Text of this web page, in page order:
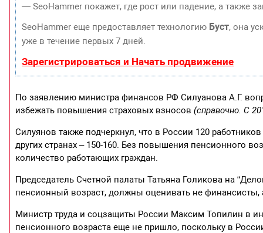
— SeoHammer покажет, где рост или падение, а также
SeoHammer еще предоставляет технологию Буст, она
уже в течение первых 7 дней.
Зарегистрироваться и Начать продвижение
По заявлению министра финансов РФ Силуанова А.Г.
избежать повышения страховых взносов(справочно. С
Силуянов также подчеркнул, что в России 120
других странах – 150-160. Без повышения пенсионного
количество работающих граждан.
Председатель Счетной палаты Татьяна Голикова на
пенсионный возраст, должны оценивать не финансисты,
Министр труда и соцзащиты России Максим Топилин в
пенсионного возраста еще не пришло, поскольку в